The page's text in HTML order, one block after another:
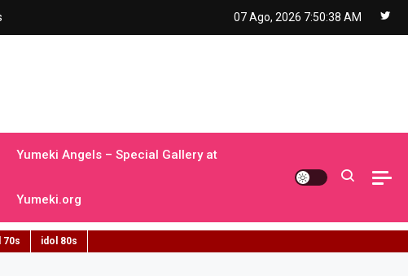
07 Ago, 2026 7:50:39 AM
Yumeki Angels – Special Gallery at
Yumeki.org
70s idol 80s